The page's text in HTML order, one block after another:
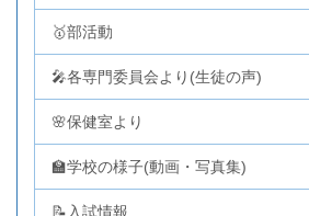
🥇部活動
🎤各専門委員会より(生徒の声)
🌸保健室より
🏫学校の様子(動画・写真集)
📝入試情報